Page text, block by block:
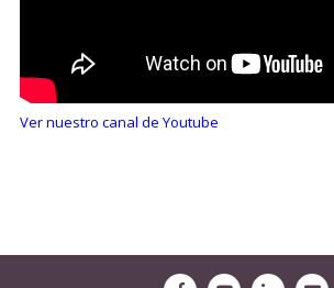
Ver nuestro canal de Youtube